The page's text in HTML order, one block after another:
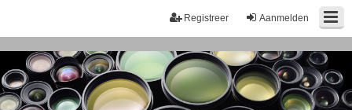
Aanmelden
Registreer